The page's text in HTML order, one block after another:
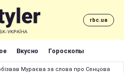
rbc.ua
Вкусно Гороскопы
Мураєва за слова про Сенцова